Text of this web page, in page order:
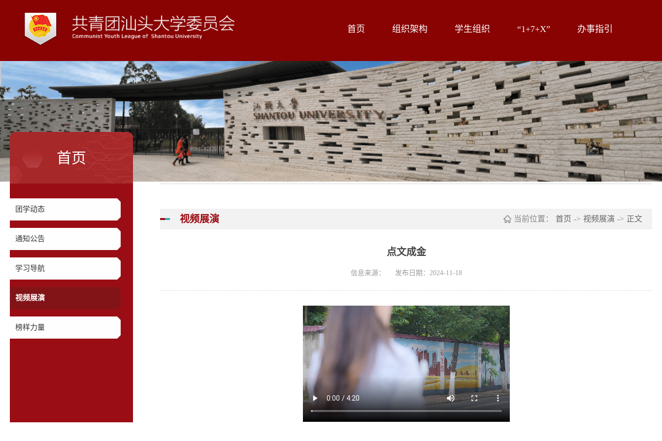
首页 组织架构 学生组织 “1+7+X” 办事指引
首页
团学动态
通知公告
学习导航
视频展演
榜样力量
视频展演 当前位置： 首页 -> 视频展演 -> 正文
点文成金
信息来源： 发布日期：2024-11-18